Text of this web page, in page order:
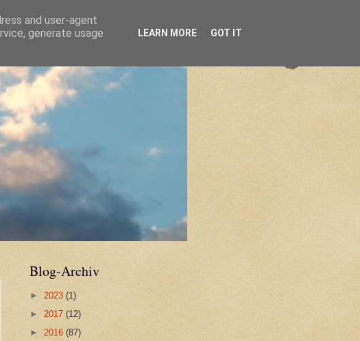
Blog-Archiv
► 2023 (1)
► 2017 (12)
► 2016 (87)
and user-agent
generate usage
LEARN MORE GOT IT